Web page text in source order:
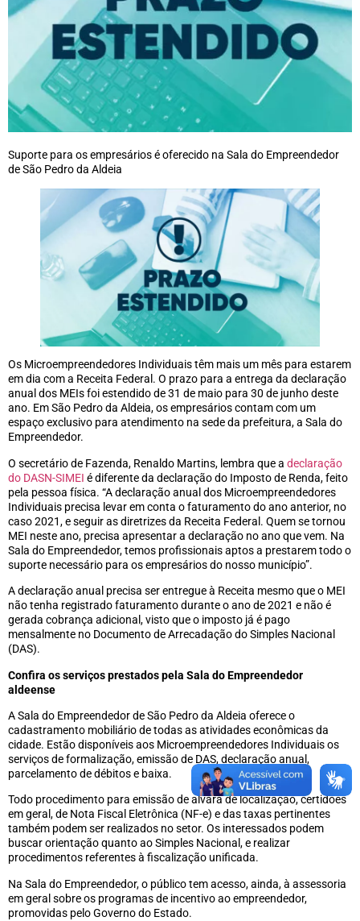
Suporte para os empresários é oferecido na Sala do Empreendedor
de São Pedro da Aldeia
Os Microempreendedores Individuais têm mais um mês para estarem
em dia com a Receita Federal. O prazo para a entrega da declaração
anual dos MEIs foi estendido de 31 de maio para 30 de junho deste
ano. Em São Pedro da Aldeia, os empresários contam com um
espaço exclusivo para atendimento na sede da prefeitura, a Sala do
Empreendedor.
O secretário de Fazenda, Renaldo Martins, lembra que a declaração
do DASN-SIMEI é diferente da declaração do Imposto de Renda, feito
pela pessoa física. “A declaração anual dos Microempreendedores
Individuais precisa levar em conta o faturamento do ano anterior, no
caso 2021, e seguir as diretrizes da Receita Federal. Quem se tornou
MEI neste ano, precisa apresentar a declaração no ano que vem. Na
Sala do Empreendedor, temos profissionais aptos a prestarem todo o
suporte necessário para os empresários do nosso município”.
A declaração anual precisa ser entregue à Receita mesmo que o MEI
não tenha registrado faturamento durante o ano de 2021 e não é
gerada cobrança adicional, visto que o imposto já é pago
mensalmente no Documento de Arrecadação do Simples Nacional
(DAS).
Confira os serviços prestados pela Sala do Empreendedor
aldeense
A Sala do Empreendedor de São Pedro da Aldeia oferece o
cadastramento mobiliário de todas as atividades econômicas da
cidade. Estão disponíveis aos Microempreendedores Individuais os
serviços de formalização, emissão de DAS, declaração anual,
parcelamento de débitos e baixa.
Todo procedimento para emissão de alvará de localização, certidões
em geral, de Nota Fiscal Eletrônica (NF-e) e das taxas pertinentes
também podem ser realizados no setor. Os interessados podem
buscar orientação quanto ao Simples Nacional, e realizar
procedimentos referentes à fiscalização unificada.
Na Sala do Empreendedor, o público tem acesso, ainda, à assessoria
em geral sobre os programas de incentivo ao empreendedor,
promovidas pelo Governo do Estado.